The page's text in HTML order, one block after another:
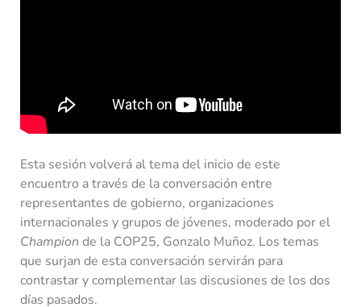
Esta sesión volverá al tema del inicio de este
encuentro a través de la conversación entre
representantes de gobierno, organizaciones
internacionales y grupos de jóvenes, moderado por el
Champion de la COP25, Gonzalo Muñoz. Los temas
que surjan de esta conversación servirán para
contrastar y complementar las discusiones de los dos
días pasados.